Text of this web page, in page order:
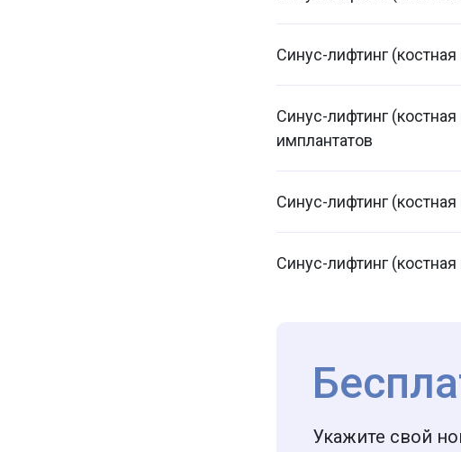
Синус-лифтинг
Синус-лифтинг
имплантатов
Синус-лифтинг
Синус-лифтинг
Укажите свой